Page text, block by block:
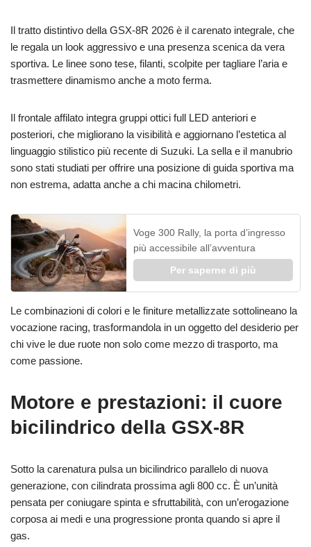
Il tratto distintivo della GSX-8R 2026 è il carenato integrale, che
le regala un look aggressivo e una presenza scenica da vera
sportiva. Le linee sono tese, filanti, scolpite per tagliare l’aria e
trasmettere dinamismo anche a moto ferma.
Il frontale affilato integra gruppi ottici full LED anteriori e
posteriori, che migliorano la visibilità e aggiornano l’estetica al
linguaggio stilistico più recente di Suzuki. La sella e il manubrio
sono stati studiati per offrire una posizione di guida sportiva ma
non estrema, adatta anche a chi macina chilometri.
Voge 300 Rally, la porta d’ingresso
più accessibile all’avventura
Per saperne di più
Le combinazioni di colori e le finiture metallizzate sottolineano la
vocazione racing, trasformandola in un oggetto del desiderio per
chi vive le due ruote non solo come mezzo di trasporto, ma
come passione.
Motore e prestazioni: il cuore
bicilindrico della GSX-8R
Sotto la carenatura pulsa un bicilindrico parallelo di nuova
generazione, con cilindrata prossima agli 800 cc. È un’unità
pensata per coniugare spinta e sfruttabilità, con un’erogazione
corposa ai medi e una progressione pronta quando si apre il
gas.